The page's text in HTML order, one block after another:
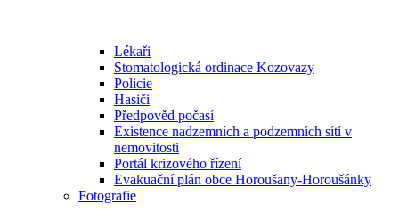
Lékaři
Stomatologická ordinace Kozovazy
Policie
Hasiči
Předpověd počasí
Existence nadzemních a podzemních sítí v
nemovitosti
Portál krizového řízení
Evakuační plán obce Horoušany-Horoušánky
Fotografie